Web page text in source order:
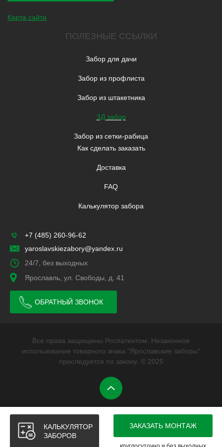
Карта сайта
ПОЛЕЗНЫЕ ССЫЛКИ
Забор для дачи
Забор из профлиста
Забор из штакетника
3Д забор
Забор из сетки-рабица
Как сделать заказать
Доставка
FAQ
Калькулятор забора
+7 (485) 260-96-62
yaroslavskiezabory@yandex.ru
24/7, без выходных
Ярославль, ул. Свободы, д. 41
ОБРАТНЫЙ ЗВОНОК
Все права защищены Роспатентом. Незаконное
использование товарного знака "Ярославские заборы"
преследуется по закону. © 2025
КАЛЬКУЛЯТОР
ЗАБОРОВ
ЗАКАЗАТЬ МОНТАЖ